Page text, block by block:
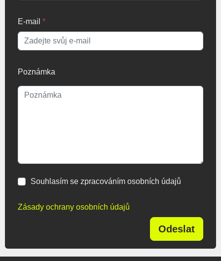
E-mail *
Poznámka
Souhlasím se zpracováním osobních údajů
Zásady ochrany osobních údajů
Odeslat